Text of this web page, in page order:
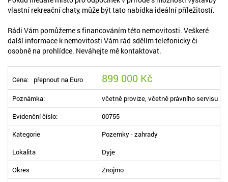
vlastní rekreační chaty, může být tato nabídka ideální příležitostí.
Rádi Vám pomůžeme s financováním této nemovitosti. Veškeré
další informace k nemovitosti Vám rád sdělím telefonicky či
osobně na prohlídce. Neváhejte mě kontaktovat.
Cena: přepnout na Euro 899 000 Kč
Poznámka:
včetně provize, včetně právního servisu
Evidenční číslo:
00755
Kategorie
Pozemky - zahrady
Lokalita
Dyje
Okres
Znojmo